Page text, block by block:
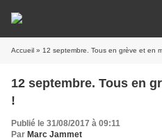
Accueil » 12 septembre. Tous en grève et en
12 septembre. Tous en
!
Publié le 31/08/2017 à 09:11
Par Marc Jammet